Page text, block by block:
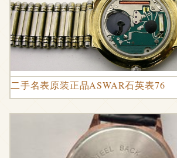
二手名表原装正品ASWAR石英表76